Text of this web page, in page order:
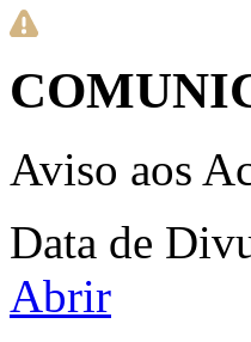
Aviso aos
Data de
Abrir